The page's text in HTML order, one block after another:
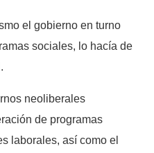
el gobierno en turno
sociales, lo hacía de
neoliberales
de programas
laborales, así como el